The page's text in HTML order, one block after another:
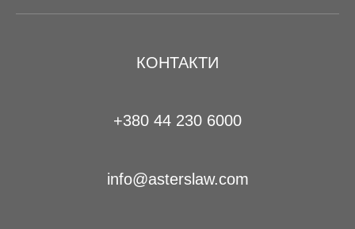
КОНТАКТИ
+380 44 230 6000
info@asterslaw.com